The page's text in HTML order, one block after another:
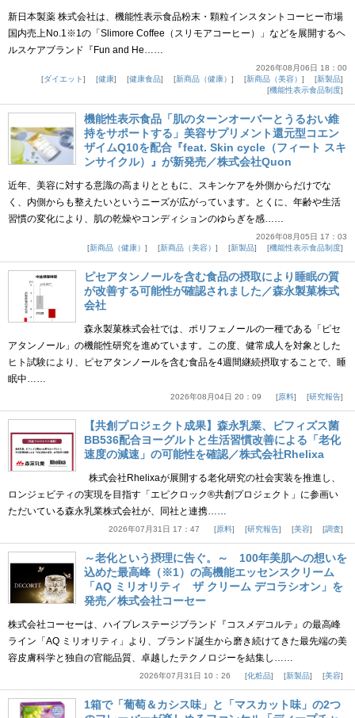
新日本製薬 株式会社は、機能性表示食品粉末・顆粒インスタントコーヒー市場
国内売上No.1※1の「Slimore Coffee（スリモアコーヒー）」などを展開するヘ
ルスケアブランド『Fun and He……
2026年08月06日 18：00
ダイエット
健康 健康食品 新商品（健康） 新商品（美容）
新製品
機能性表示食品制度
機能性表示食品「肌のターンオーバーとうるおい維
持をサポートする」美容サプリメント還元型コエン
ザイムQ10を配合『feat. Skin cycle（フィート スキ
ンサイクル）』が新発売／株式会社Quon
近年、美容に対する意識の高まりとともに、スキンケアを外側からだけでな
く、内側からも整えたいというニーズが広がっています。とくに、年齢や生活
習慣の変化により、肌の乾燥やコンディションのゆらぎを感……
2026年08月05日 17：03
新商品（健康）
新商品（美容） 新製品 機能性表示食品制度
ピセアタンノールを含む食品の摂取により睡眠の質
が改善する可能性が確認されました／森永製菓株式
会社
森永製菓株式会社では、ポリフェノールの一種である「ピセ
アタンノール」の機能性研究を進めています。この度、健常成人を対象とした
ヒト試験により、ピセアタンノールを含む食品を4週間継続摂取することで、睡
眠中……
2026年08月04日 20：09 原料 研究報告
【共創プロジェクト成果】森永乳業、ビフィズス菌
BB536配合ヨーグルトと生活習慣改善による「老化
速度の減速」の可能性を確認／株式会社Rhelixa
株式会社Rhelixaが展開する老化研究の社会実装を推進し、
ロンジェビティの実現を目指す「エピクロック®共創プロジェクト」に参画い
ただいている森永乳業株式会社が、同社と連携……
2026年07月31日 17：47 原料 研究報告 美容 調査
～老化という摂理に告ぐ。～ 100年美肌への想いを
込めた最高峰（※1）の高機能エッセンスクリーム
「AQ ミリオリティ ザ クリーム デコラシオン」を
発売／株式会社コーセー
株式会社コーセーは、ハイプレステージブランド『コスメデコルテ』の最高峰
ライン「AQ ミリオリティ」より、ブランド誕生から磨き続けてきた最先端の美
容皮膚科学と独自の官能品質、卓越したテクノロジーを結集し……
2026年07月31日 10：26 化粧品 新製品 美容
1箱で「葡萄＆カシス味」と「マスカット味」の2つ